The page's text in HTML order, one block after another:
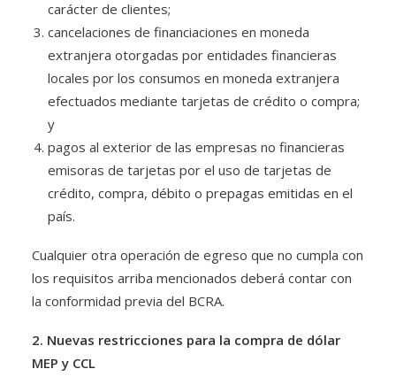
carácter de clientes;
cancelaciones de financiaciones en moneda
extranjera otorgadas por entidades financieras
locales por los consumos en moneda extranjera
efectuados mediante tarjetas de crédito o compra;
y
pagos al exterior de las empresas no financieras
emisoras de tarjetas por el uso de tarjetas de
crédito, compra, débito o prepagas emitidas en el
país.
Cualquier otra operación de egreso que no cumpla con
los requisitos arriba mencionados deberá contar con
la conformidad previa del BCRA.
2. Nuevas restricciones para la compra de dólar
MEP y CCL